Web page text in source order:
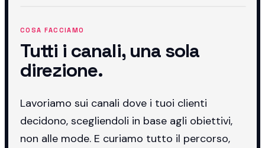
COSA FACCIAMO
Tutti i canali, una sola
direzione.
Lavoriamo sui canali dove i tuoi clienti
decidono, scegliendoli in base agli obiettivi,
non alle mode. E curiamo tutto il percorso,